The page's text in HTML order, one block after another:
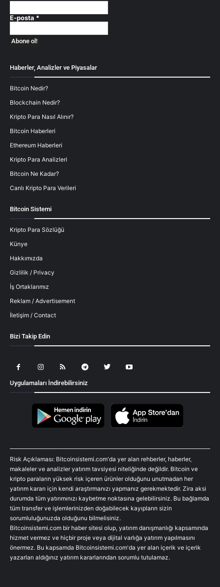
E-posta *
Haberler, Analizler ve Piyasalar
Bitcoin Nedir?
Blockchain Nedir?
Kripto Para Nasıl Alınır?
Bitcoin Haberleri
Ethereum Haberleri
Kripto Para Analizleri
Bitcoin Ne Kadar?
Canlı Kripto Para Verileri
Bitcoin Sistemi
Kripto Para Sözlüğü
Künye
Hakkımızda
Gizlilik / Privacy
İş Ortaklarımız
Reklam / Advertisement
İletişim / Contact
Bizi Takip Edin
Uygulamaları İndirebilirsiniz
Risk Açıklaması: Bitcoinsistemi.com'da yer alan rehberler, haberler,
makaleler ve analizler yatırım tavsiyesi niteliğinde değildir. Bitcoin ve
kripto paraların yüksek risk içeren ürünler olduğunu unutmadan her
yatırım kararı için kendi araştırmanızı yapmanız gerekmektedir. Zira aksi
durumda tüm yatırımınızı kaybetme noktasına gelebilirsiniz. Bu bağlamda
tüm transfer ve işlemlerinizden doğabilecek kayıpların sizin
sorumluluğunuzda olduğunu bilmelisiniz.
Bitcoinsistemi.com bir haber sitesi olup, yatırım danışmanlığı kapsamında
hizmet vermez ve hiçbir proje veya dijital varlığa yatırım yapılmasını
önermez. Bu kapsamda Bitcoinsistemi.com'da yer alan içerik ve içerik
yazarları aldığınız yatırım kararlarından sorumlu tutulamaz.